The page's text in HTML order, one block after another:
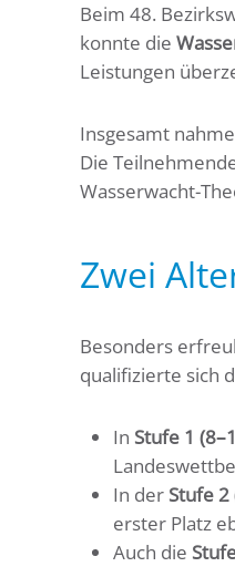
Beim 48.
konnte die
Leistungen
Insgesamt
Die
Wasserwacht-
Zwei
Besonders
qualifizierte sich
In Stufe 1
In der Stufe 2
erster Platz
Auch die